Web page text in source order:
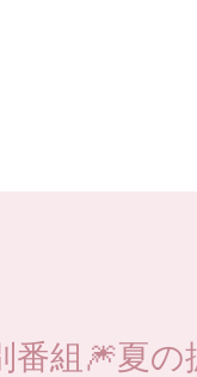
番組🎆夏